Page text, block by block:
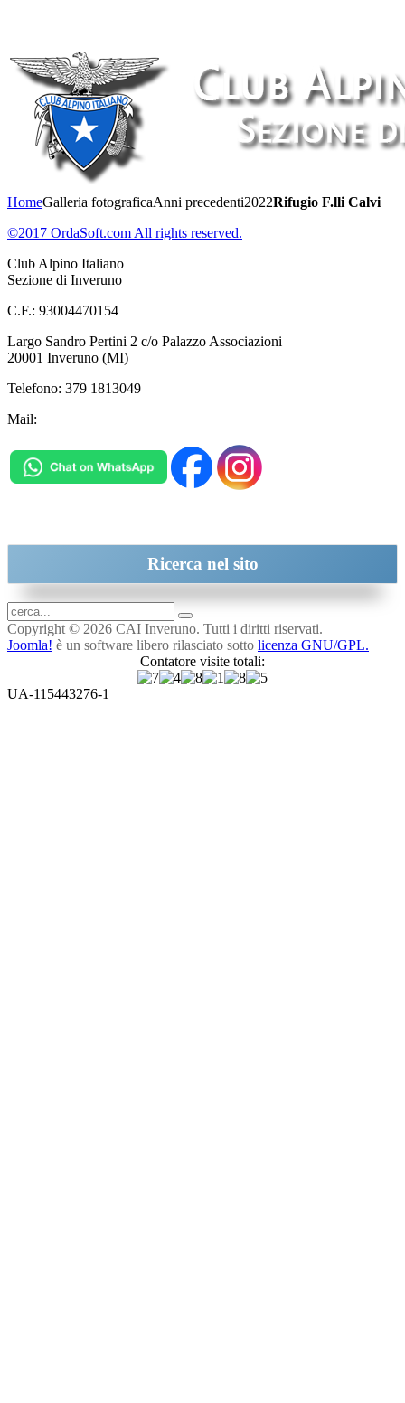
HomeGalleria fotograficaAnni precedenti2022Rifugio F.lli Calvi
©2017 OrdaSoft.com All rights reserved.
Club Alpino Italiano
Sezione di Inveruno
C.F.: 93004470154
Largo Sandro Pertini 2 c/o Palazzo Associazioni
20001 Inveruno (MI)
Telefono: 379 1813049
Mail:
Ricerca nel sito
Copyright © 2026 CAI Inveruno. Tutti i diritti riservati.
Joomla! è un software libero rilasciato sotto licenza GNU/GPL.
Contatore visite totali:
UA-115443276-1